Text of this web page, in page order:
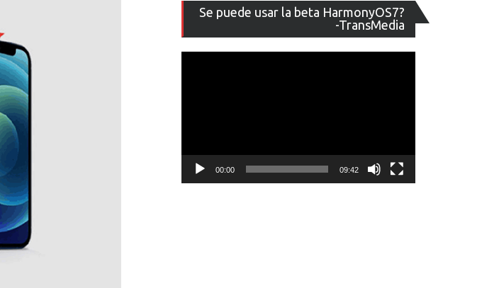
Se puede usar la beta HarmonyOS7?
-TransMedia
de
vídeo
00:00 09:42